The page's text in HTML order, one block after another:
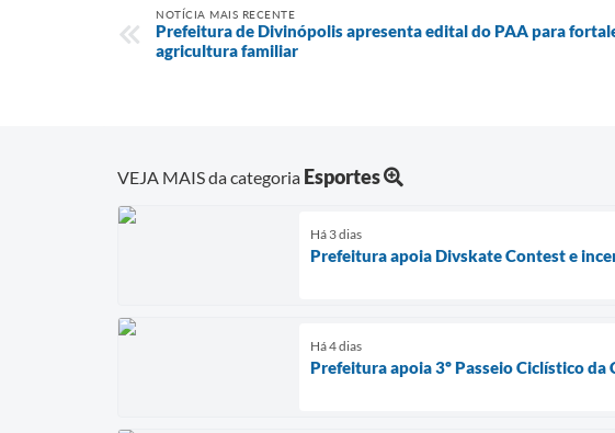
NOTÍCIA MAIS RECENTE
Prefeitura de Divinópolis apresenta edital do PAA para
agricultura familiar
VEJA MAIS da categoria Esportes
Há 3 dias
Prefeitura apoia Divskate Contest e
Há 4 dias
Prefeitura apoia 3º Passeio Ciclístico